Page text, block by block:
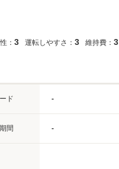
： 3 運転しやすさ： 3 維持費： 3
ド -
間 -